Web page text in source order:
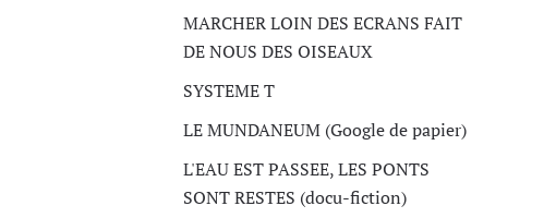
MARCHER LOIN DES ECRANS FAIT
DE NOUS DES OISEAUX
SYSTEME T
LE MUNDANEUM (Google de papier)
L'EAU EST PASSEE, LES PONTS
SONT RESTES (docu-fiction)